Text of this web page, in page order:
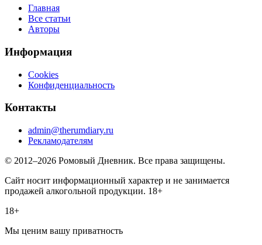
Главная
Все статьи
Авторы
Информация
Cookies
Конфиденциальность
Контакты
admin@therumdiary.ru
Рекламодателям
© 2012–2026 Ромовый Дневник. Все права защищены.
Сайт носит информационный характер и не занимается
продажей алкогольной продукции. 18+
18+
Мы ценим вашу приватность